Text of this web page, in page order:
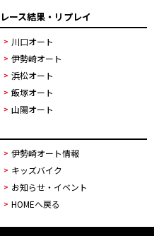
レース結果・リプレイ
川口オート
伊勢崎オート
浜松オート
飯塚オート
山陽オート
伊勢崎オート情報
キッズバイク
お知らせ・イベント
HOMEへ戻る